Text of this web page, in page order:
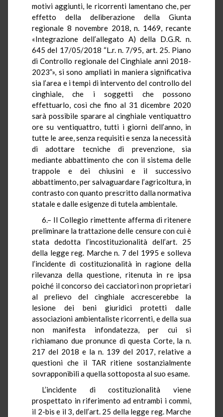
motivi aggiunti, le ricorrenti lamentano che, per
effetto della deliberazione della Giunta
regionale 8 novembre 2018, n. 1469, recante
«Integrazione dell’allegato A) della D.G.R. n.
645 del 17/05/2018 “L.r. n. 7/95, art. 25. Piano
di Controllo regionale del Cinghiale anni 2018-
2023”», si sono ampliati in maniera significativa
sia l’area e i tempi di intervento del controllo del
cinghiale, che i soggetti che possono
effettuarlo, così che fino al 31 dicembre 2020
sarà possibile sparare al cinghiale ventiquattro
ore su ventiquattro, tutti i giorni dell’anno, in
tutte le aree, senza requisiti e senza la necessità
di adottare tecniche di prevenzione, sia
mediante abbattimento che con il sistema delle
trappole e dei chiusini e il successivo
abbattimento, per salvaguardare l’agricoltura, in
contrasto con quanto prescritto dalla normativa
statale e dalle esigenze di tutela ambientale.
6.– Il Collegio rimettente afferma di ritenere
preliminare la trattazione delle censure con cui è
stata dedotta l’incostituzionalità dell’art. 25
della legge reg. Marche n. 7 del 1995 e solleva
l’incidente di costituzionalità in ragione della
rilevanza della questione, ritenuta in re ipsa
poiché il concorso dei cacciatori non proprietari
al prelievo del cinghiale accrescerebbe la
lesione dei beni giuridici protetti dalle
associazioni ambientaliste ricorrenti, e della sua
non manifesta infondatezza, per cui si
richiamano due pronunce di questa Corte, la n.
217 del 2018 e la n. 139 del 2017, relative a
questioni che il TAR ritiene sostanzialmente
sovrapponibili a quella sottoposta al suo esame.
L’incidente di costituzionalità viene
prospettato in riferimento ad entrambi i commi,
il 2-bis e il 3, dell’art. 25 della legge reg. Marche